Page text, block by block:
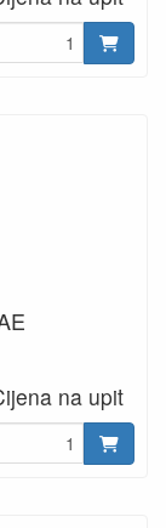
na upit